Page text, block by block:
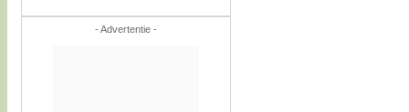
- Advertentie -